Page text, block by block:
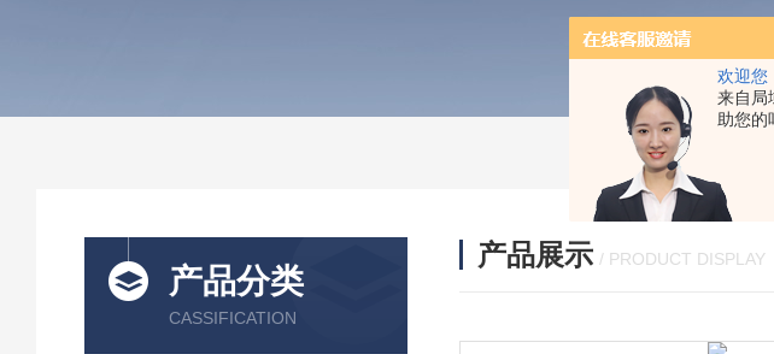
欢迎您
来自局
助您的
产品分类
CASSIFICATION
产品展示 / PRODUCT DISPLAY